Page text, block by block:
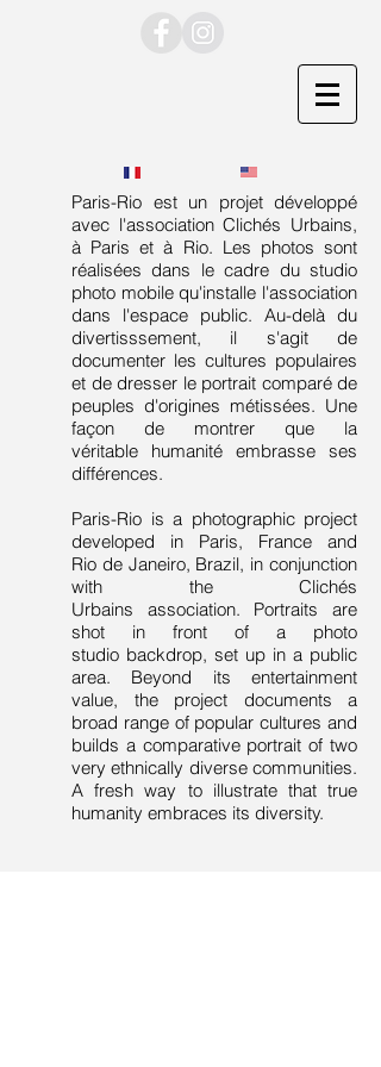
Paris-Rio est un projet développé
avec l'association Clichés Urbains,
à Paris et à Rio. Les photos sont
réalisées dans le cadre du studio
photo mobile qu'installe l'association
dans l'espace public. Au-delà du
divertisssement, il s'agit de
documenter les cultures populaires
et de dresser le portrait comparé de
peuples d'origines métissées. Une
façon de montrer que la
véritable humanité embrasse ses
différences.
Paris-Rio is a photographic project
developed in Paris, France and
Rio de Janeiro, Brazil, in conjunction
with the Clichés
Urbains association. Portraits are
shot in front of a photo
studio backdrop, set up in a public
area. Beyond its entertainment
value, the project documents a
broad range of popular cultures and
builds a comparative portrait of two
very ethnically diverse communities.
A fresh way to illustrate that true
humanity embraces its diversity.